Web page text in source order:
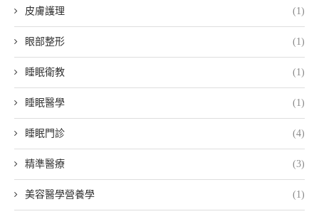
皮膚護理 (1)
眼部整形 (1)
睡眠衛教 (1)
睡眠醫學 (1)
睡眠門診 (4)
精準醫療 (3)
美容醫學營養學 (1)